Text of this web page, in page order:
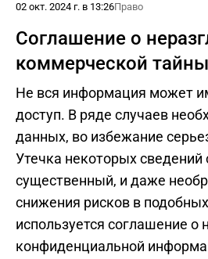
02 окт. 2024 г. в 13:26Право
Соглашение о
коммерческой тайны
Не вся информация может
доступ. В ряде случаев
данных, во избежание
Утечка некоторых сведений
существенный, и даже
снижения рисков в
используется соглашение о
конфиденциальной